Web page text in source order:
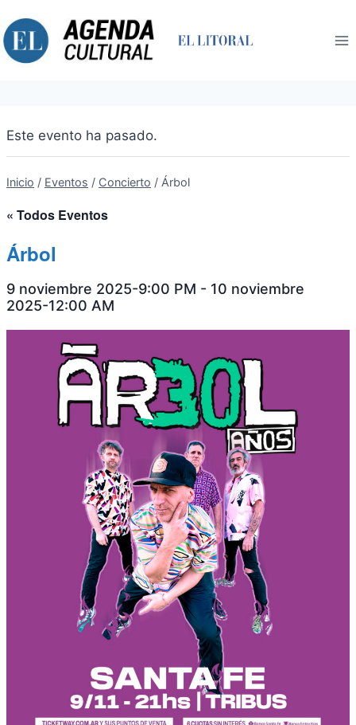
al
contenido
Este evento ha pasado.
Inicio / Eventos / Concierto / Árbol
« Todos Eventos
Árbol
9 noviembre 2025-9:00 PM - 10 noviembre
2025-12:00 AM